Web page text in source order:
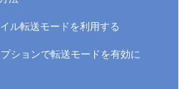
ル転送モードを利用する
ションで転送モードを有効に